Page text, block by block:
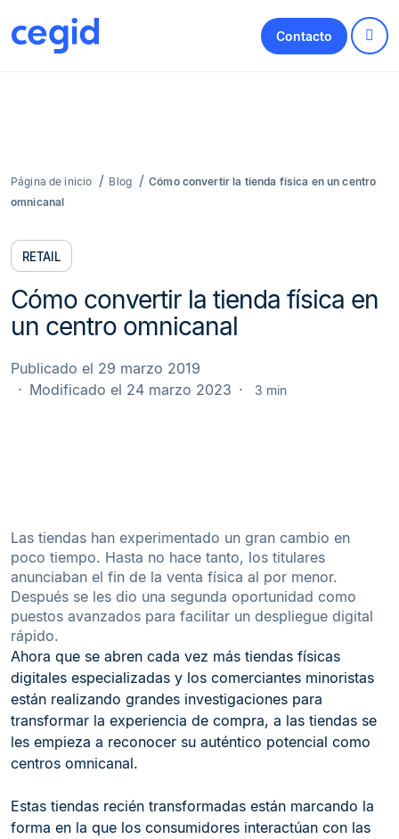
Contacto
Página de inicio Blog
Cómo convertir la tienda física en un centro
omnicanal
RETAIL
Cómo convertir la tienda física en
un centro omnicanal
Publicado el 29 marzo 2019
Modificado el 24 marzo 2023
3 min
Las tiendas han experimentado un gran cambio en
poco tiempo. Hasta no hace tanto, los titulares
anunciaban el fin de la venta física al por menor.
Después se les dio una segunda oportunidad como
puestos avanzados para facilitar un despliegue digital
rápido.
Ahora que se abren cada vez más tiendas físicas
digitales especializadas y los comerciantes minoristas
están realizando grandes investigaciones para
transformar la experiencia de compra, a las tiendas se
les empieza a reconocer su auténtico potencial como
centros omnicanal.
Estas tiendas recién transformadas están marcando la
forma en la que los consumidores interactúan con las